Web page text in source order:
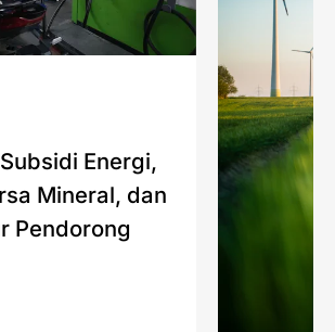
Energi,
Mineral, dan
Pendorong